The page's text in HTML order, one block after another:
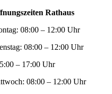
Rathaus
08:00 – 12:00 Uhr
08:00 – 12:00 Uhr
– 17:00 Uhr
08:00 – 12:00 Uhr